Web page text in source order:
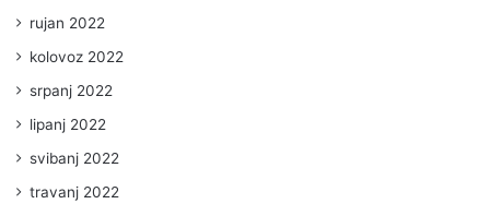
rujan 2022
kolovoz 2022
srpanj 2022
lipanj 2022
svibanj 2022
travanj 2022